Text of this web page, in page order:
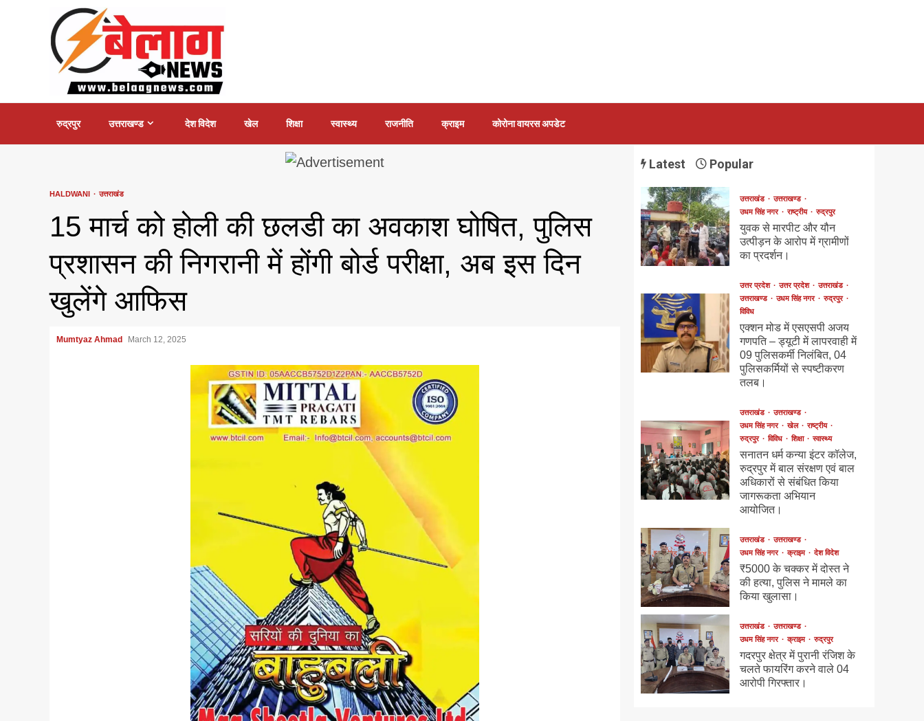
रुद्रपुर उत्तराखण्ड देश विदेश खेल शिक्षा स्वास्थ्य राजनीति क्राइम कोरोना वायरस अपडेट
HALDWANI उत्तराखंड
15 मार्च को होली की छलडी का अवकाश घोषित, पुलिस
प्रशासन की निगरानी में होंगी बोर्ड परीक्षा, अब इस दिन
खुलेंगे आफिस
Mumtyaz Ahmad March 12, 2025
Latest Popular
उत्तराखंड
उत्तराखण्ड
उधम सिंह नगर
राष्ट्रीय रुद्रपुर
युवक से मारपीट और यौन
उत्पीड़न के आरोप में ग्रामीणों
का प्रदर्शन।
उत्तर प्रदेश उत्तर प्रदेश
उत्तराखंड
उत्तराखण्ड
उधम सिंह नगर
रुद्रपुर
विविध
एक्शन मोड में एसएसपी अजय
गणपति – ड्यूटी में लापरवाही में
09 पुलिसकर्मी निलंबित, 04
पुलिसकर्मियों से स्पष्टीकरण
तलब।
उत्तराखंड
उत्तराखण्ड
उधम सिंह नगर
खेल
राष्ट्रीय
रुद्रपुर
विविध शिक्षा स्वास्थ्य
सनातन धर्म कन्या इंटर कॉलेज,
रुद्रपुर में बाल संरक्षण एवं बाल
अधिकारों से संबंधित किया
जागरूकता अभियान
आयोजित।
उत्तराखंड
उत्तराखण्ड
उधम सिंह नगर
क्राइम देश विदेश
₹5000 के चक्कर में दोस्त ने
की हत्या, पुलिस ने मामले का
किया खुलासा।
उत्तराखंड
उत्तराखण्ड
उधम सिंह नगर
क्राइम रुद्रपुर
गदरपुर क्षेत्र में पुरानी रंजिश के
चलते फायरिंग करने वाले 04
आरोपी गिरफ्तार।